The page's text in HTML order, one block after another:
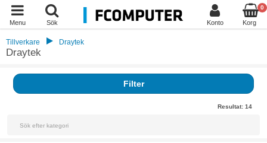
Menu Sök Konto
0
Korg
Tillverkare Draytek
Draytek
Filter
Resultat: 14